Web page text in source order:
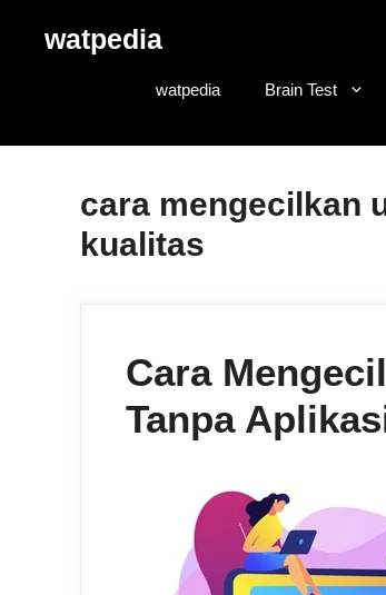
watpedia
watpedia Brain Test
cara mengecilkan
kualitas
Cara
Tanpa